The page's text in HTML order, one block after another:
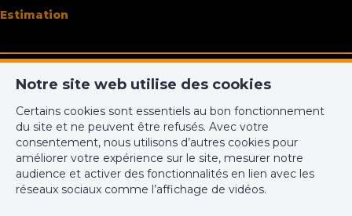
Notre site web utilise des cookies
Certains cookies sont essentiels au bon fonctionnement
du site et ne peuvent être refusés. Avec votre
consentement, nous utilisons d’autres cookies pour
améliorer votre expérience sur le site, mesurer notre
audience et activer des fonctionnalités en lien avec les
réseaux sociaux comme l’affichage de vidéos.
Estimation
Rodepoortstraat 52
1853 Strombeek-Bever
+32 (0)2 430 24 86
hello@morgans.be